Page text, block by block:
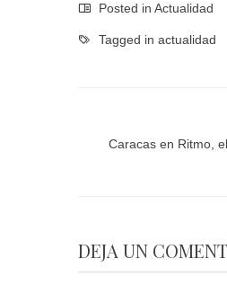
Posted in Actualidad
Tagged in actualidad
Caracas en Ritmo,
DEJA UN